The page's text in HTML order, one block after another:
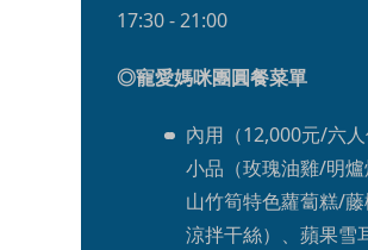
17:30 - 21:00
◎寵愛媽咪團圓餐菜單
內用（12,000元/六
小品（玫瑰油雞/明
山竹筍特色蘿蔔糕/
涼拌干絲）、蘋果雪